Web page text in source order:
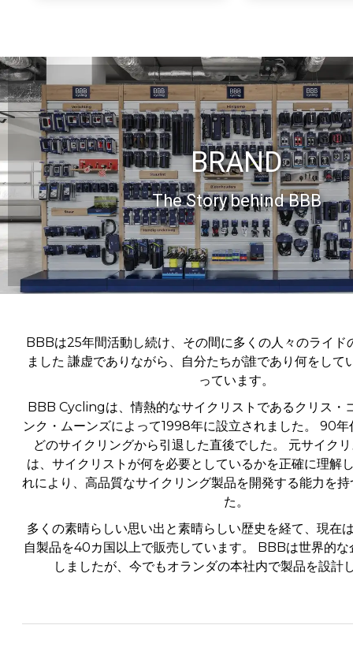
BRAND
The Story behind BBB
BRAND
The Story behind BBB
BBBは25年間活動し続け、その間に多くの人々のライド
ました 謙虚でありながら、自分たちが誰であり何をして
っています。
BBB Cyclingは、情熱的なサイクリストであるクリス・
ンク・ムーンズによって1998年に設立されました。 90
どのサイクリングから引退した直後でした。 元サイク
は、サイクリストが何を必要としているかを正確に理解
れにより、高品質なサイクリング製品を開発する能力を
た。
多くの素晴らしい思い出と素晴らしい歴史を経て、現在
自製品を40カ国以上で販売しています。 BBBは世界的な
しましたが、今でもオランダの本社内で製品を設計